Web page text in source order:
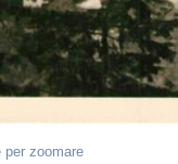
per zoomare